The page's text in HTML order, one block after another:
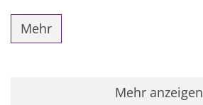
Mehr
Mehr anzeigen